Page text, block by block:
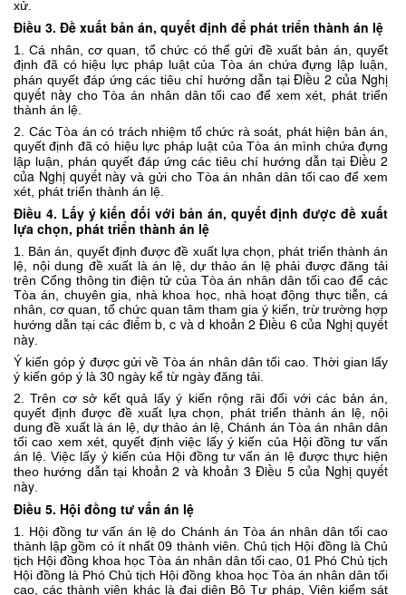
xử.
Điều 3. Đề xuất bản án, quyết định để phát triển thành án lệ
1. Cá nhân, cơ quan, tổ chức có thể gửi đề xuất bản án, quyết
định đã có hiệu lực pháp luật của Tòa án chứa đựng lập luận,
phán quyết đáp ứng các tiêu chí hướng dẫn tạiĐiều 2 của Nghị
quyết nàycho Tòa án nhân dân tối cao để xem xét, phát triển
thành án lệ.
2. Các Tòa án có trách nhiệm tổ chức rà soát, phát hiện bản án,
quyết định đã có hiệu lực pháp luật của Tòa án mình chứa đựng
lập luận, phán quyết đáp ứng các tiêu chí hướng dẫn tại Điều 2
của Nghị quyết này và gửi cho Tòa án nhân dân tối cao để xem
xét, phát triển thành án lệ.
Điều 4. Lấy ý kiến đối với bản án, quyết định được đề xuất
lựa chọn, phát triển thành án lệ
1. Bản án, quyết định được đề xuất lựa chọn, phát triển thành án
lệ, nội dung đề xuất là án lệ, dự thảo án lệ phải được đăng tải
trên Cổng thông tin điện tử của Tòa án nhân dân tối cao để các
Tòa án, chuyên gia, nhà khoa học, nhà hoạt động thực tiễn, cá
nhân, cơ quan, tổ chức quan tâm tham gia ý kiến, trừ trường hợp
hướng dẫn tại các điểm b, c và d khoản 2 Điều 6 của Nghị quyết
này
Ý kiến góp ý được gửi về Tòa án nhân dân tối cao. Thời gian lấy
ý kiến góp ý là 30 ngày kể từ ngày đăng tải.
2. Trên cơ sở kết quả lấy ý kiến rộng rãi đối với các bản án,
quyết định được đề xuất lựa chọn, phát triển thành án lệ, nội
dung đề xuất là án lệ, dự thảo án lệ, Chánh án Tòa án nhân dân
tối cao xem xét, quyết định việc lấy ý kiến của Hội đồng tư vấn
án lệ. Việc lấy ý kiến của Hội đồng tư vấn án lệ được thực hiện
theo hướng dẫn tại khoản 2 và khoản 3 Điều 5 của Nghị quyết
này
Điều 5. Hội đồng tư vấn án lệ
1. Hội đồng tư vấn án lệ do Chánh án Tòa án nhân dân tối cao
thành lập gồm có ít nhất 09 thành viên. Chủ tịch Hội đồng là Chủ
tịch Hội đồng khoa học Tòa án nhân dân tối cao, 01 Phó Chủ tịch
Hội đồng là Phó Chủ tịch Hội đồng khoa học Tòa án nhân dân tối
cao, các thành viên khác là đại diện Bộ Tư pháp, Viện kiểm sát